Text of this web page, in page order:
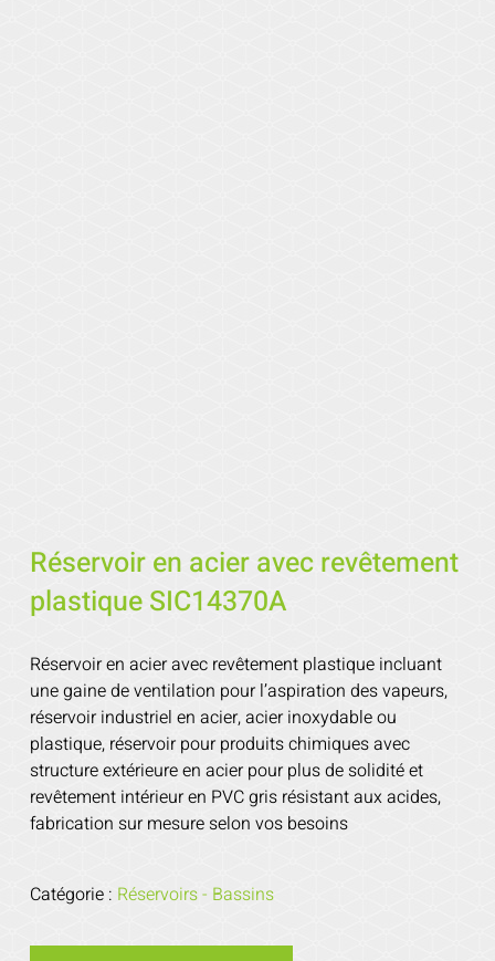
Réservoir en acier avec revêtement
plastique SIC14370A
Réservoir en acier avec revêtement plastique incluant
une gaine de ventilation pour l’aspiration des vapeurs,
réservoir industriel en acier, acier inoxydable ou
plastique, réservoir pour produits chimiques avec
structure extérieure en acier pour plus de solidité et
revêtement intérieur en PVC gris résistant aux acides,
fabrication sur mesure selon vos besoins
Catégorie : Réservoirs - Bassins